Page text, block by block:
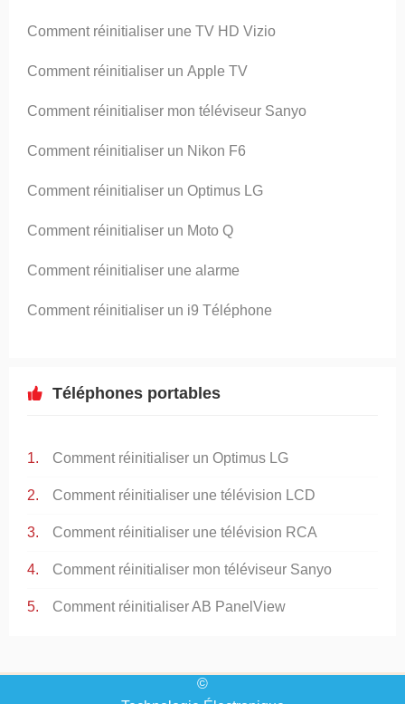
Comment réinitialiser une TV HD Vizio
Comment réinitialiser un Apple TV
Comment réinitialiser mon téléviseur Sanyo
Comment réinitialiser un Nikon F6
Comment réinitialiser un Optimus LG
Comment réinitialiser un Moto Q
Comment réinitialiser une alarme
Comment réinitialiser un i9 Téléphone
Téléphones portables
Comment réinitialiser un Optimus LG
Comment réinitialiser une télévision LCD
Comment réinitialiser une télévision RCA
Comment réinitialiser mon téléviseur Sanyo
Comment réinitialiser AB PanelView
©